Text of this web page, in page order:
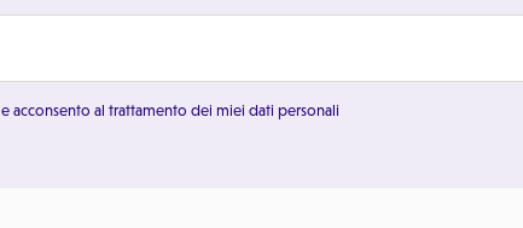
e acconsento al trattamento dei miei dati personali